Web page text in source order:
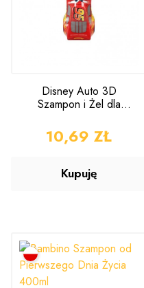
Disney Auto 3D
Szampon i Żel dla
CENA
10,69 ZŁ
Kupuję